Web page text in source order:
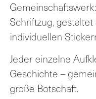
Schriftzug,
individuellen
Jeder einzelne
Geschichte –
große Botschaft.